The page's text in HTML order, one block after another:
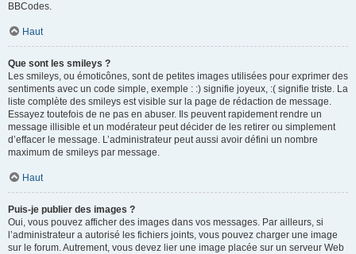
BBCodes.
Haut
Que sont les smileys ?
Les smileys, ou émoticônes, sont de petites images utilisées pour exprimer des
sentiments avec un code simple, exemple : :) signifie joyeux, :( signifie triste. La
liste complète des smileys est visible sur la page de rédaction de message.
Essayez toutefois de ne pas en abuser. Ils peuvent rapidement rendre un
message illisible et un modérateur peut décider de les retirer ou simplement
d’effacer le message. L’administrateur peut aussi avoir défini un nombre
maximum de smileys par message.
Haut
Puis-je publier des images ?
Oui, vous pouvez afficher des images dans vos messages. Par ailleurs, si
l’administrateur a autorisé les fichiers joints, vous pouvez charger une image
sur le forum. Autrement, vous devez lier une image placée sur un serveur Web